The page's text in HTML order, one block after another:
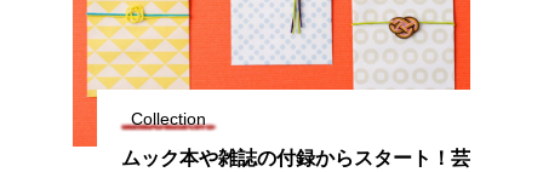
Collection
ムック本や雑誌の付録からスタート！芸